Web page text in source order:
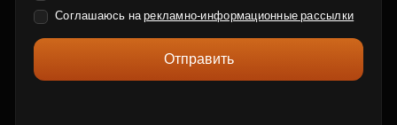
Соглашаюсь нарекламно-информационные рассылки
Отправить